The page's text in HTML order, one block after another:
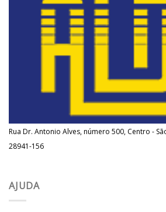
Rua Dr. Antonio Alves, número 500, Centro -
28941-156
AJUDA